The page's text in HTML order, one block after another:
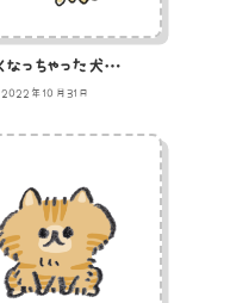
おかしくなっちゃった犬のイラスト
2022年10月31日